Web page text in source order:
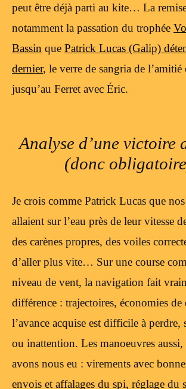
peut être déjà parti au kite… La
notamment la passation du trophée
Bassin que Patrick Lucas (Galip)
dernier, le verre de sangria de l’amitié
jusqu’au Ferret avec Éric.
Analyse d’une victoire
(donc
Je crois comme Patrick Lucas que
allaient sur l’eau près de leur vitesse
des carènes propres, des voiles
d’aller plus vite… Sur une course
niveau de vent, la navigation fait
différence : trajectoires, économies
l’avance acquise est difficile à perdre,
ou inattention. Les manoeuvres aussi,
avons nous eu : virements avec
envois et affalages du spi, réglage du